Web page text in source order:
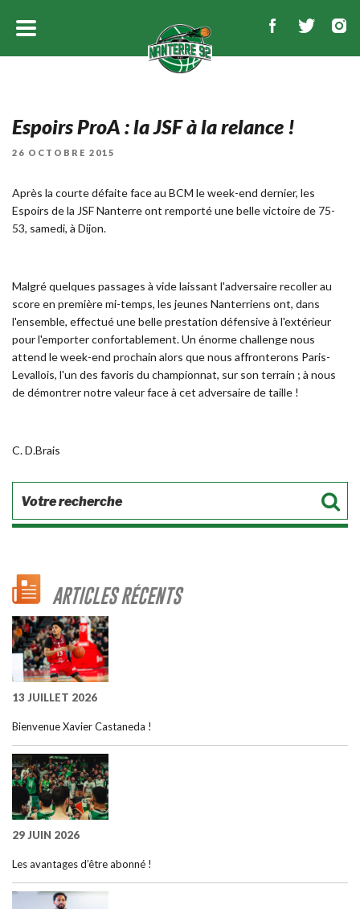
Espoirs ProA : la JSF à la relance !
PUBLIÉ
26 OCTOBRE 2015
Après la courte défaite face au BCM le week-end dernier, les
Espoirs de la JSF Nanterre ont remporté une belle victoire de 75-
53, samedi, à Dijon.
Malgré quelques passages à vide laissant l'adversaire recoller au
score en première mi-temps, les jeunes Nanterriens ont, dans
l'ensemble, effectué une belle prestation défensive à l'extérieur
pour l'emporter confortablement. Un énorme challenge nous
attend le week-end prochain alors que nous affronterons Paris-
Levallois, l'un des favoris du championnat, sur son terrain ; à nous
de démontrer notre valeur face à cet adversaire de taille !
C. D.Brais
ARTICLES RÉCENTS
13 JUILLET 2026
Bienvenue Xavier Castaneda !
29 JUIN 2026
Les avantages d’être abonné !